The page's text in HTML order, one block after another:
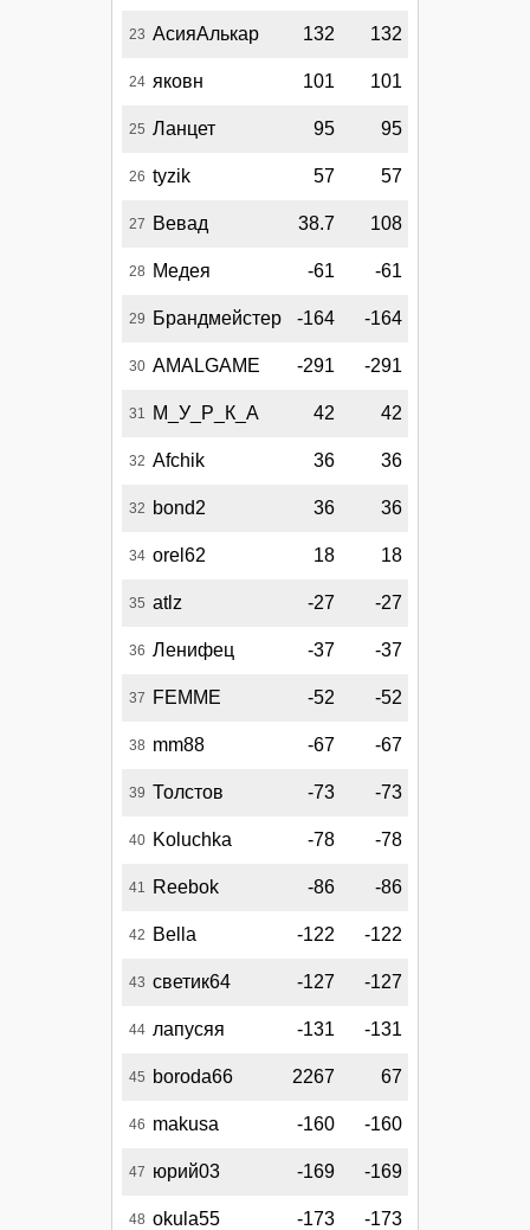
23 АсияАлькар 132 132
24 яковн 101 101
25 Ланцет 95 95
26 tyzik 57 57
27 Вевад 38.7 108
28 Медея -61 -61
29 Брандмейстер -164 -164
30 AMALGAME -291 -291
31 М_У_Р_К_А 42 42
32 Afchik 36 36
32 bond2 36 36
34 orel62 18 18
35 atlz -27 -27
36 Ленифец -37 -37
37 FEMME -52 -52
38 mm88 -67 -67
39 Толстов -73 -73
40 Koluchka -78 -78
41 Reebok -86 -86
42 Bella -122 -122
43 светик64 -127 -127
44 лапусяя -131 -131
45 boroda66 2267 67
46 makusa -160 -160
47 юрий03 -169 -169
48 okula55 -173 -173